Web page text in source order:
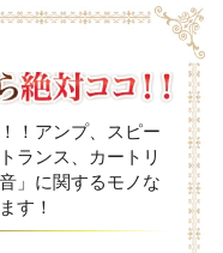
！アンプ、スピー
ランス、カートリ
」に関するモノな
す！